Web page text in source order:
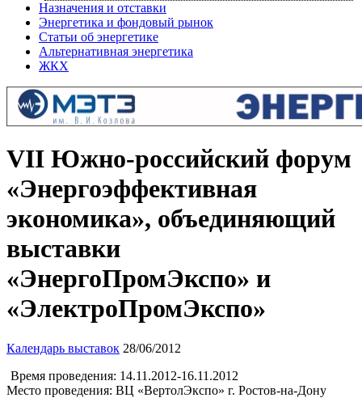
Назначения и отставки
Энергетика и фондовый рынок
Статьи об энергетике
Альтернативная энергетика
ЖКХ
VII Южно-российский форум
«Энергоэффективная
экономика», объединяющий
выставки
«ЭнергоПромЭкспо» и
«ЭлектроПромЭкспо»
Календарь выставок 28/06/2012
Время проведения: 14.11.2012-16.11.2012
Место проведения: ВЦ «ВертолЭкспо» г. Ростов-на-Дону